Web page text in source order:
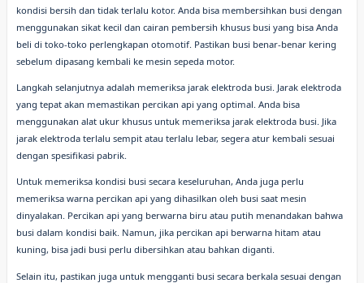
kondisi bersih dan tidak terlalu kotor. Anda bisa membersihkan busi dengan
menggunakan sikat kecil dan cairan pembersih khusus busi yang bisa Anda
beli di toko-toko perlengkapan otomotif. Pastikan busi benar-benar kering
sebelum dipasang kembali ke mesin sepeda motor.
Langkah selanjutnya adalah memeriksa jarak elektroda busi. Jarak elektroda
yang tepat akan memastikan percikan api yang optimal. Anda bisa
menggunakan alat ukur khusus untuk memeriksa jarak elektroda busi. Jika
jarak elektroda terlalu sempit atau terlalu lebar, segera atur kembali sesuai
dengan spesifikasi pabrik.
Untuk memeriksa kondisi busi secara keseluruhan, Anda juga perlu
memeriksa warna percikan api yang dihasilkan oleh busi saat mesin
dinyalakan. Percikan api yang berwarna biru atau putih menandakan bahwa
busi dalam kondisi baik. Namun, jika percikan api berwarna hitam atau
kuning, bisa jadi busi perlu dibersihkan atau bahkan diganti.
Selain itu, pastikan juga untuk mengganti busi secara berkala sesuai dengan